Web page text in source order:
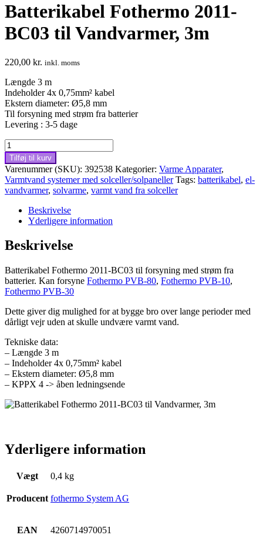
Batterikabel Fothermo 2011-
BC03 til Vandvarmer, 3m
220,00 kr. inkl. moms
Længde 3 m
Indeholder 4x 0,75mm² kabel
Ekstern diameter: Ø5,8 mm
Til forsyning med strøm fra batterier
Levering : 3-5 dage
Batterikabel
Fothermo
2011-
BC03
til
Vandvarmer,
antal
Tilføj til kurv
Varenummer (SKU): 392538 Kategorier: Varme Apparater,
Varmtvand systemer med solceller/solpaneller Tags: batterikabel, el-
vandvarmer, solvarme, varmt vand fra solceller
Beskrivelse
Yderligere information
Beskrivelse
Batterikabel Fothermo 2011-BC03 til forsyning med strøm fra
batterier. Kan forsyne Fothermo PVB-80, Fothermo PVB-10,
Fothermo PVB-30
Dette giver dig mulighed for at bygge bro over lange perioder med
dårligt vejr uden at skulle undvære varmt vand.
Tekniske data:
– Længde 3 m
– Indeholder 4x 0,75mm² kabel
– Ekstern diameter: Ø5,8 mm
– KPPX 4 -> åben ledningsende
Yderligere information
Vægt 0,4 kg
Producent fothermo System AG
EAN 4260714970051